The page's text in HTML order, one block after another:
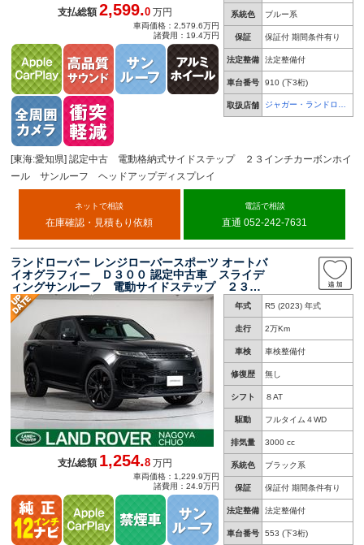
系統色 ブルー系
保証 保証付 期間条件有り
法定整備 法定整備付
車台番号 910 (下3桁)
取扱店舗
ジャガー・ランドロー
支払総額2,599.0 万円
車両価格：2,579.6万円
諸費用：19.4万円
[東海:愛知県] 認定中古 電動格納式サイドステップ ２３インチカーボンホイ
ール サンルーフ ヘッドアップディスプレイ
ネットで相談
在庫確認・見積もり依頼
電話で相談
直通 052-242-7631
ランドローバー レンジローバースポーツ オートバ
イオグラフィー Ｄ３００ 認定中古車 スライデ
ィングサンルーフ 電動サイドステップ ２３イ
ンチアルミホイール アダプティブクルーズコン
トロール 禁煙車 純正ナビ ＥＴＣ２．０ ア
ップルカープレイ
年式 R5 (2023) 年式
走行 2万Km
車検 車検整備付
修復歴 無し
シフト ８AT
駆動 フルタイム４WD
排気量 3000 cc
系統色 ブラック系
保証 保証付 期間条件有り
法定整備 法定整備付
車台番号 553 (下3桁)
支払総額1,254.8 万円
車両価格：1,229.9万円
諸費用：24.9万円